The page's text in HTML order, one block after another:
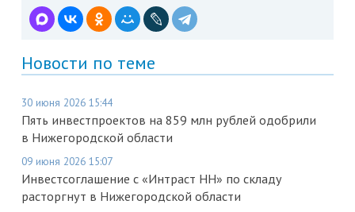
Новости по теме
30 июня 2026 15:44
Пять инвестпроектов на 859 млн рублей одобрили
в Нижегородской области
09 июня 2026 15:07
Инвестсоглашение с «Интраст НН» по складу
расторгнут в Нижегородской области